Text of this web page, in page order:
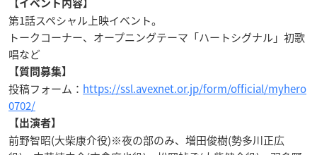
【イベント内容】
第1話スペシャル上映イベント。
トークコーナー、オープニングテーマ「ハートシグナル」初歌
唱など
【質問募集】
投稿フォーム： https://ssl.avexnet.or.jp/form/official/myhero
0702/
【出演者】
前野智昭(大柴康介役)※夜の部のみ、増田俊樹(勢多川正広